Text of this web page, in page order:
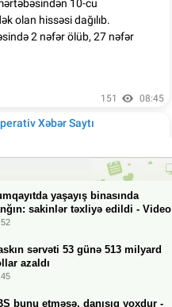
yaşayış binasında
sakinlər təxliyə edildi - Video
sərvəti 53 günə 513 milyard
azaldı
bunu etməsə, danışıq yoxdur -